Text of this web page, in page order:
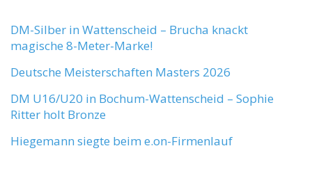
DM-Silber in Wattenscheid – Brucha knackt
magische 8-Meter-Marke!
Deutsche Meisterschaften Masters 2026
DM U16/U20 in Bochum-Wattenscheid – Sophie
Ritter holt Bronze
Hiegemann siegte beim e.on-Firmenlauf